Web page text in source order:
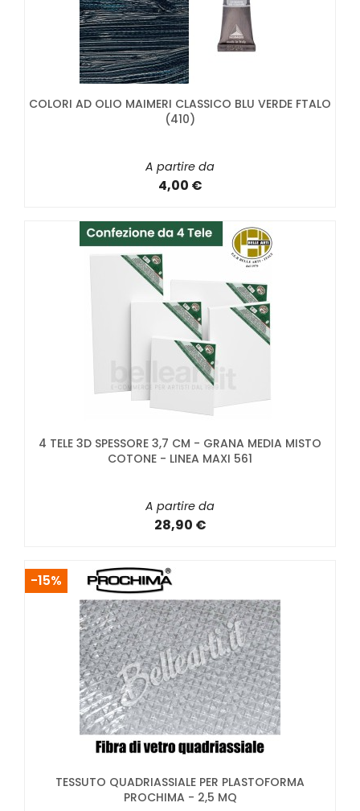
COLORI AD OLIO MAIMERI CLASSICO BLU VERDE FTALO
(410)
A partire da
4,00 €
4 TELE 3D SPESSORE 3,7 CM - GRANA MEDIA MISTO
COTONE - LINEA MAXI 561
A partire da
28,90 €
TESSUTO QUADRIASSIALE PER PLASTOFORMA
PROCHIMA - 2,5 MQ
-15%